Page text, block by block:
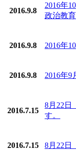
2016.9.8
2016年
政治教
2016.9.8 2016年
2016.9.8 2016年
2016.7.15
8月22日
す。
2016.7.15 8月22日